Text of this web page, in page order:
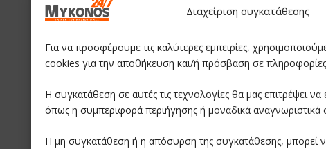
Διαχείριση συγκατάθεσης
Για να προσφέρουμε τις καλύτερες εμπειρίες,
cookies για την αποθήκευση και/ή πρόσβαση σε
Η συγκατάθεση σε αυτές τις τεχνολογίες θα μας επιτρέψει
όπως η συμπεριφορά περιήγησης ή μοναδικά αναγνωριστικά
Η μη συγκατάθεση ή η απόσυρση της συγκατάθεσης, μπορεί